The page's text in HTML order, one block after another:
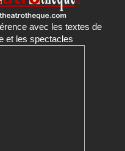
avec les textes de
et les spectacles